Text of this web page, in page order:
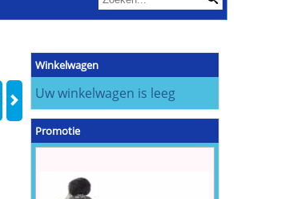
Winkelwagen
Uw winkelwagen is leeg
Promotie